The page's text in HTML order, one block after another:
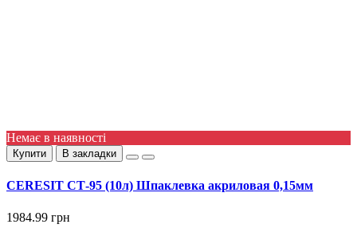
Немає в наявності
Купити В закладки
СERESIT СТ-95 (10л) Шпаклевка акриловая 0,15мм
1984.99 грн